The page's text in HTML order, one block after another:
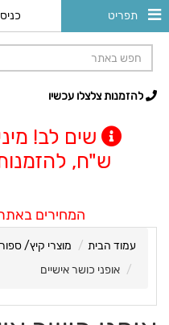
תפריט
להזמנות צלצלו עכשיו
ש"ח, להזמנות 08-
המחירים
עמוד הבית
מוצרי קיץ/
אופני כושר אישיים